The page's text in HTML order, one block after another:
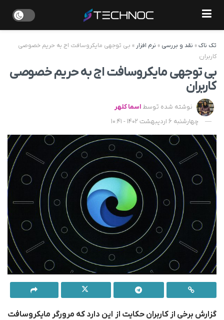
تک ناک» نقد و بررسی » نرم افزار » بی توجهی مایکروسافت اج به حریم خصوصی
کاربران
بی توجهی مایکروسافت اج به حریم خصوصی
کاربران
نوشته شده توسط اسما کلهر
چهارشنبه 6 اردیبهشت 1402 - 10:41
گزارش برخی از کاربران حکایت از این دارد که مرورگر مایکروسافت